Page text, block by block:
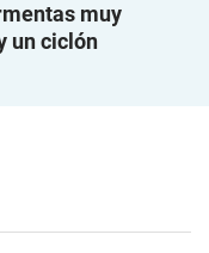
muy
un ciclón